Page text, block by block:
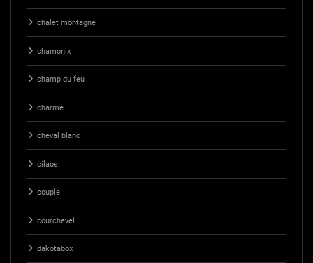
chalet montagne
chamonix
champ du feu
charme
cheval blanc
cilaos
couple
courchevel
dakotabox